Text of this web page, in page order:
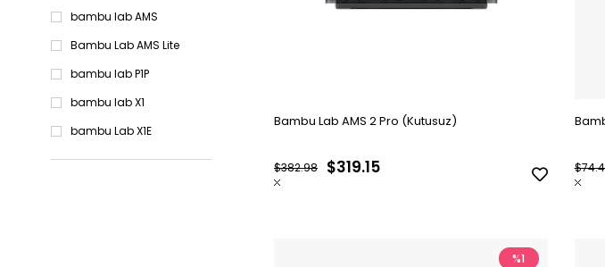
bambu lab AMS
Bambu Lab AMS Lite
bambu lab P1P
bambu lab X1
bambu Lab X1E
Bambu Lab AMS 2 Pro (Kutusuz)
$319.15
$382.98
%1